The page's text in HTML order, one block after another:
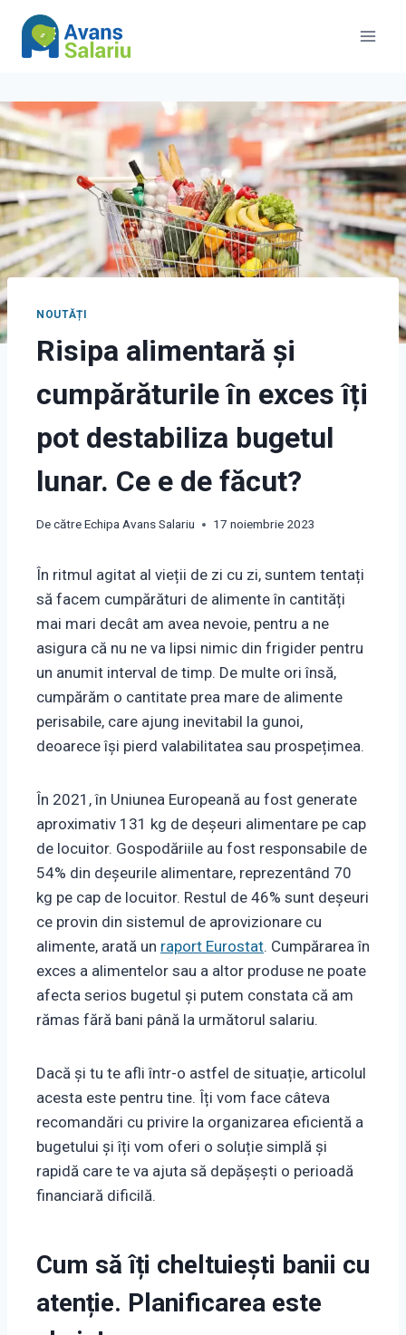
content
NOUTĂȚI
Risipa alimentară și
cumpărăturile în exces îți
pot destabiliza bugetul
lunar. Ce e de făcut?
De cătreEchipa Avans Salariu 17 noiembrie 2023
În ritmul agitat al vieții de zi cu zi, suntem tentați
să facem cumpărături de alimente în cantități
mai mari decât am avea nevoie, pentru a ne
asigura că nu ne va lipsi nimic din frigider pentru
un anumit interval de timp. De multe ori însă,
cumpărăm o cantitate prea mare de alimente
perisabile, care ajung inevitabil la gunoi,
deoarece își pierd valabilitatea sau prospețimea.
În 2021, în Uniunea Europeană au fost generate
aproximativ 131 kg de deșeuri alimentare pe cap
de locuitor. Gospodăriile au fost responsabile de
54% din deșeurile alimentare, reprezentând 70
kg pe cap de locuitor. Restul de 46% sunt deșeuri
ce provin din sistemul de aprovizionare cu
alimente, arată un raport Eurostat. Cumpărarea în
exces a alimentelor sau a altor produse ne poate
afecta serios bugetul și putem constata că am
rămas fără bani până la următorul salariu.
Dacă și tu te afli într-o astfel de situație, articolul
acesta este pentru tine. Îți vom face câteva
recomandări cu privire la organizarea eficientă a
bugetului și îți vom oferi o soluție simplă și
rapidă care te va ajuta să depășești o perioadă
financiară dificilă.
Cum să îți cheltuiești banii cu
atenție. Planificarea este